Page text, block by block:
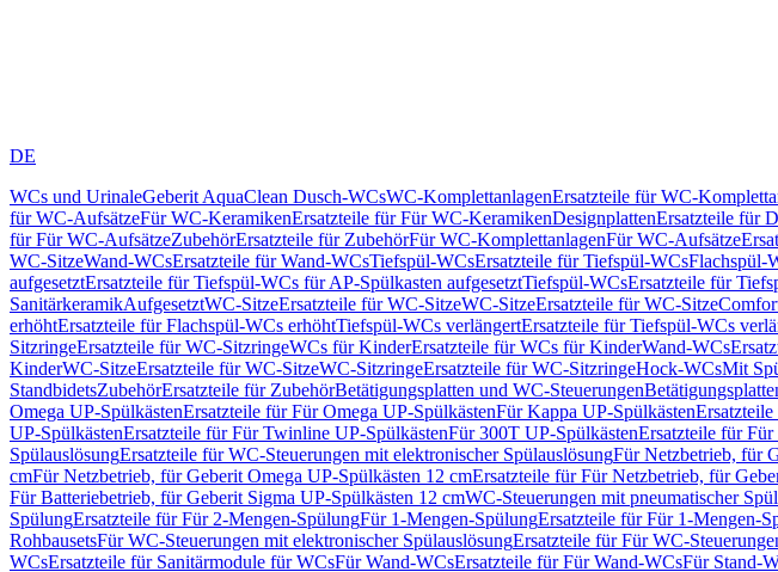
DE
WCs und UrinaleGeberit AquaClean Dusch-WCsWC-KomplettanlagenErsatzteile für WC-
für WC-AufsätzeFür WC-KeramikenErsatzteile für Für WC-KeramikenDesignplattenErsatzteile für
für Für WC-AufsätzeZubehörErsatzteile für ZubehörFür WC-KomplettanlagenFür WC-Aufsätze
WC-SitzeWand-WCsErsatzteile für Wand-WCsTiefspül-WCsErsatzteile für Tiefspül-WCsFlachspül-
aufgesetztErsatzteile für Tiefspül-WCs für AP-Spülkasten aufgesetztTiefspül-WCsErsatzteile für
SanitärkeramikAufgesetztWC-SitzeErsatzteile für WC-SitzeWC-SitzeErsatzteile für WC-Sitze
erhöhtErsatzteile für Flachspül-WCs erhöhtTiefspül-WCs verlängertErsatzteile für Tiefspül-WCs
SitzringeErsatzteile für WC-SitzringeWCs für KinderErsatzteile für WCs für KinderWand-WCs
KinderWC-SitzeErsatzteile für WC-SitzeWC-SitzringeErsatzteile für WC-SitzringeHock-WCsMit
StandbidetsZubehörErsatzteile für ZubehörBetätigungsplatten und WC-Steuerungen
Omega UP-SpülkästenErsatzteile für Für Omega UP-SpülkästenFür Kappa UP-Spülkästen
UP-SpülkästenErsatzteile für Für Twinline UP-SpülkästenFür 300T UP-SpülkästenErsatzteile für
SpülauslösungErsatzteile für WC-Steuerungen mit elektronischer SpülauslösungFür Netzbetrieb, für
cmFür Netzbetrieb, für Geberit Omega UP-Spülkästen 12 cmErsatzteile für Für Netzbetrieb, für
Für Batteriebetrieb, für Geberit Sigma UP-Spülkästen 12 cmWC-Steuerungen mit pneumatischer
SpülungErsatzteile für Für 2-Mengen-SpülungFür 1-Mengen-SpülungErsatzteile für Für 1-Mengen-
RohbausetsFür WC-Steuerungen mit elektronischer SpülauslösungErsatzteile für Für WC-
WCsErsatzteile für Sanitärmodule für WCsFür Wand-WCsErsatzteile für Für Wand-WCsFür Stand-